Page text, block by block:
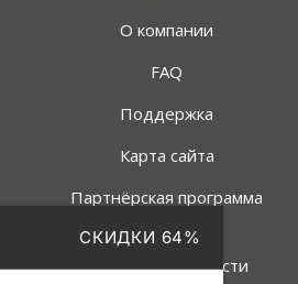
СКИДКИ 64%
О компании
FAQ
Поддержка
Карта сайта
Партнёрская программа
Политика
конфиденциальности